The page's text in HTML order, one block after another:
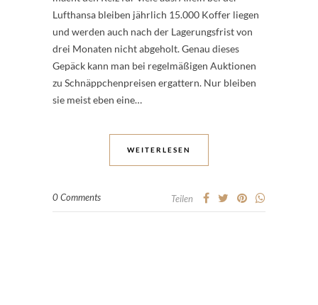
Lufthansa bleiben jährlich 15.000 Koffer liegen
und werden auch nach der Lagerungsfrist von
drei Monaten nicht abgeholt. Genau dieses
Gepäck kann man bei regelmäßigen Auktionen
zu Schnäppchenpreisen ergattern. Nur bleiben
sie meist eben eine…
WEITERLESEN
0 Comments Teilen